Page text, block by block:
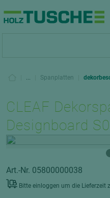
... Spanplatten
CLEAF
Designboard
Art.-Nr. 05800000038
Bitte einloggen um die Lieferzeit